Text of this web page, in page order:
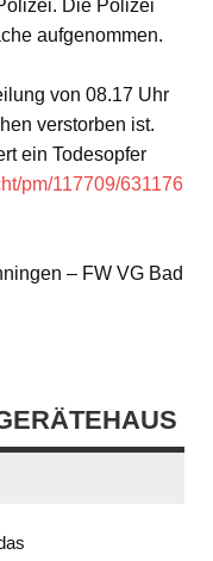
Die Polizei
aufgenommen.
von 08.17 Uhr
verstorben ist.
ein Todesopfer
pm/117709/631176
– FW VG Bad